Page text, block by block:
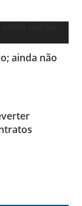
ainda não